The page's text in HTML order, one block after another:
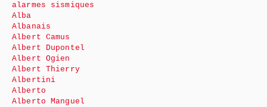
alarmes sismiques
Alba
Albanais
Albert Camus
Albert Dupontel
Albert Ogien
Albert Thierry
Albertini
Alberto
Alberto Manguel